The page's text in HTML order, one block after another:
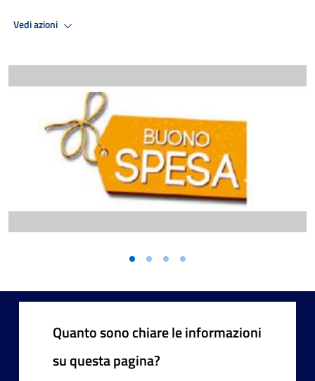
Vedi azioni
Quanto sono chiare le informazioni
su questa pagina?